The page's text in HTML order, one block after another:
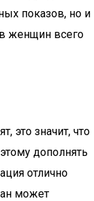
показов, но и
женщин всего
это значит, что
дополнять
отлично
может